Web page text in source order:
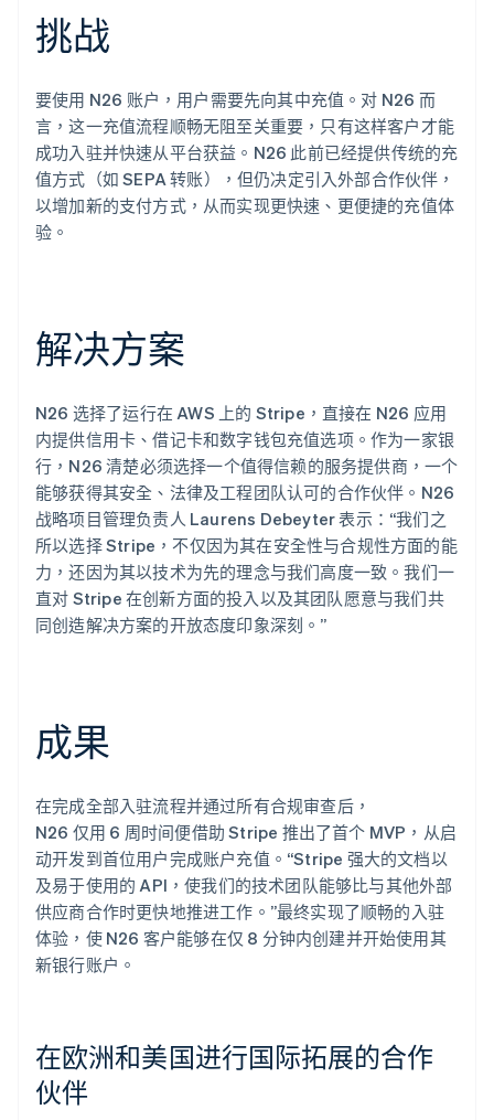
挑战
要使用 N26 账户，用户需要先向其中充值。对 N26 而
言，这一充值流程顺畅无阻至关重要，只有这样客户才能
成功入驻并快速从平台获益。N26 此前已经提供传统的充
值方式（如 SEPA 转账），但仍决定引入外部合作伙伴，
以增加新的支付方式，从而实现更快速、更便捷的充值体
验。
解决方案
N26 选择了运行在 AWS 上的 Stripe，直接在 N26 应用
内提供信用卡、借记卡和数字钱包充值选项。作为一家银
行，N26 清楚必须选择一个值得信赖的服务提供商，一个
能够获得其安全、法律及工程团队认可的合作伙伴。N26
战略项目管理负责人 Laurens Debeyter 表示：“我们之
所以选择 Stripe，不仅因为其在安全性与合规性方面的能
力，还因为其以技术为先的理念与我们高度一致。我们一
直对 Stripe 在创新方面的投入以及其团队愿意与我们共
同创造解决方案的开放态度印象深刻。”
成果
在完成全部入驻流程并通过所有合规审查后，
N26 仅用 6 周时间便借助 Stripe 推出了首个 MVP，从启
动开发到首位用户完成账户充值。“Stripe 强大的文档以
及易于使用的 API，使我们的技术团队能够比与其他外部
供应商合作时更快地推进工作。”最终实现了顺畅的入驻
体验，使 N26 客户能够在仅 8 分钟内创建并开始使用其
新银行账户。
在欧洲和美国进行国际拓展的合作
伙伴